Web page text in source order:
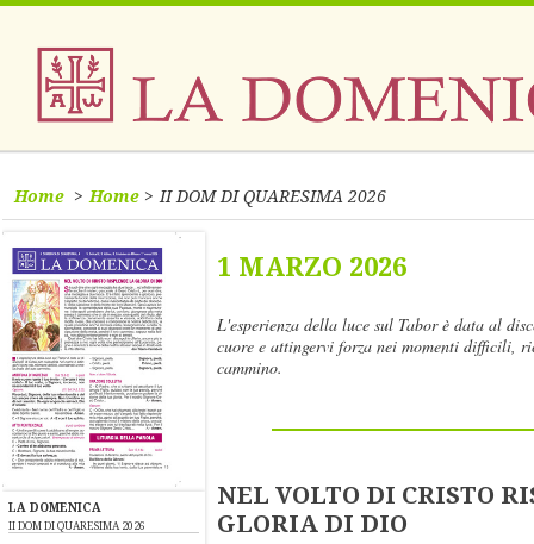
Home Home II DOM DI QUARESIMA 2026
LA DOMENICA
II DOM DI QUARESIMA 2026
1 MARZO 2026
L'esperienza della luce sul Tabor è data al
cuore e attingervi forza nei momenti difficili,
cammino.
NEL VOLTO DI CRISTO
GLORIA DI DIO